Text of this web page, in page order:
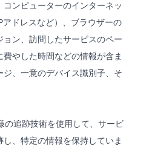
ンピューターのインターネッ
アドレスなど）、ブラウザーの
ン、訪問したサービスのペー
やした時間などの情報が含ま
、一意のデバイス識別子、そ
の追跡技術を使用して、サービ
、特定の情報を保持していま